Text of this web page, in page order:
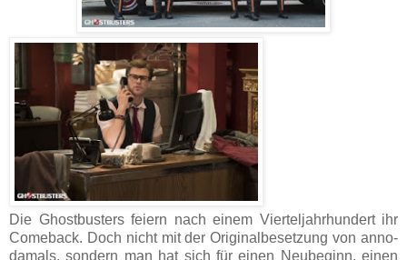
Die Ghostbusters feiern nach einem Vierteljahrhundert ihr
Comeback. Doch nicht mit der Originalbesetzung von anno-
damals, sondern man hat sich für einen Neubeginn, einen